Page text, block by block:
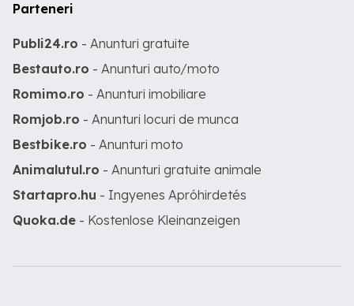
Parteneri
Publi24.ro - Anunturi gratuite
Bestauto.ro - Anunturi auto/moto
Romimo.ro - Anunturi imobiliare
Romjob.ro - Anunturi locuri de munca
Bestbike.ro - Anunturi moto
Animalutul.ro - Anunturi gratuite animale
Startapro.hu - Ingyenes Apróhirdetés
Quoka.de - Kostenlose Kleinanzeigen